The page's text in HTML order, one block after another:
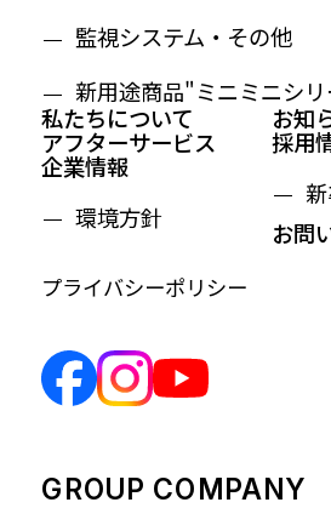
監視システム・その他
新用途商品"ミニミニシ
私たちについて
アフターサービス
企業情報
環境方針
お知
採用
お問
プライバシーポリシー
GROUP COMPANY